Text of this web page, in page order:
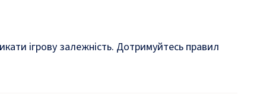
ігрову залежність. Дотримуйтесь правил